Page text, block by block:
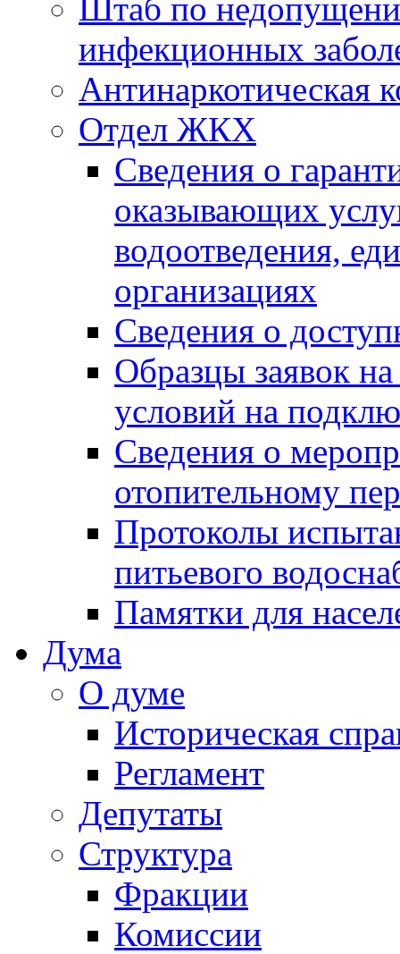
Штаб по
инфекционных
Антинаркотическая
Отдел ЖКХ
Сведения о
оказывающих
водоотведения,
организациях
Сведения о
Образцы заявок
условий на
Сведения о
отопительному
Протоколы
питьевого
Памятки для
Дума
О думе
Историческая
Регламент
Депутаты
Структура
Фракции
Комиссии